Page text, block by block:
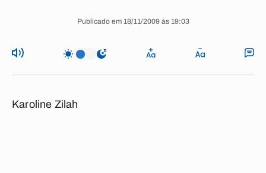
Publicado em 18/11/2009 às 19:03
Karoline Zilah